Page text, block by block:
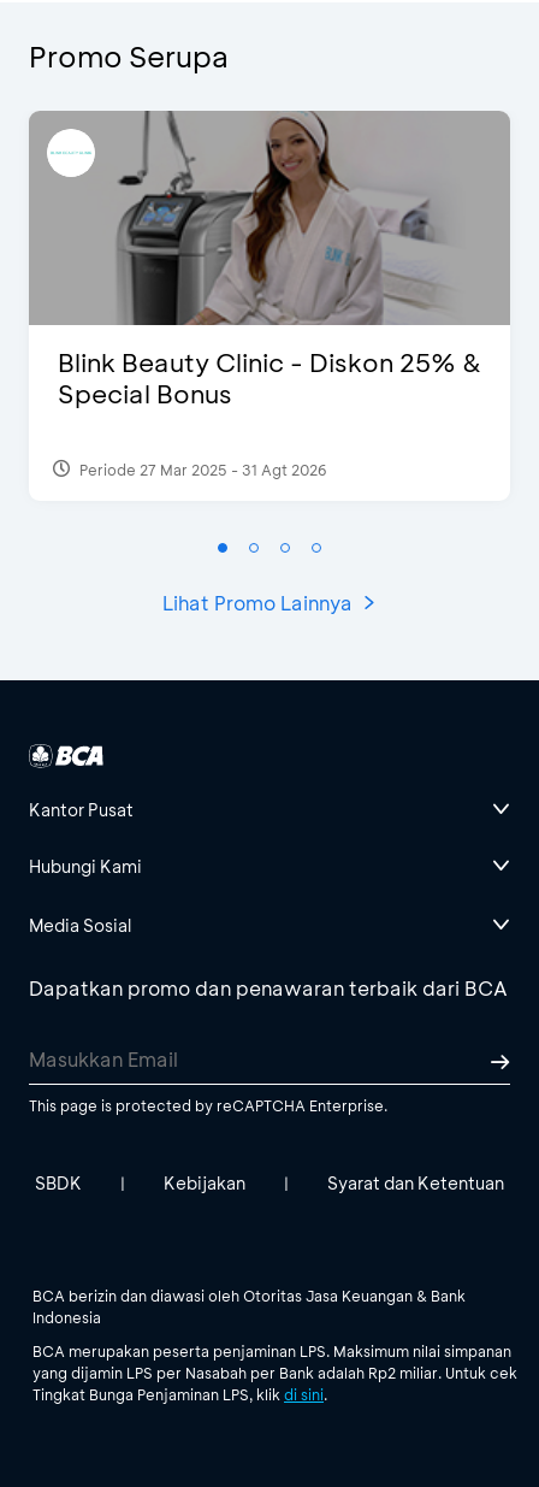
Promo Serupa
Blink Beauty Clinic - Diskon 25% &
Special Bonus
Periode 27 Mar 2025 - 31 Agt 2026
Lihat Promo Lainnya
Kantor Pusat
Hubungi Kami
Media Sosial
Dapatkan promo dan penawaran terbaik dari BCA
This page is protected by reCAPTCHA Enterprise.
SBDK | Kebijakan | Syarat dan Ketentuan
BCA berizin dan diawasi oleh Otoritas Jasa Keuangan & Bank
Indonesia
BCA merupakan peserta penjaminan LPS. Maksimum nilai simpanan
yang dijamin LPS per Nasabah per Bank adalah Rp2 miliar. Untuk cek
Tingkat Bunga Penjaminan LPS, klik di sini.